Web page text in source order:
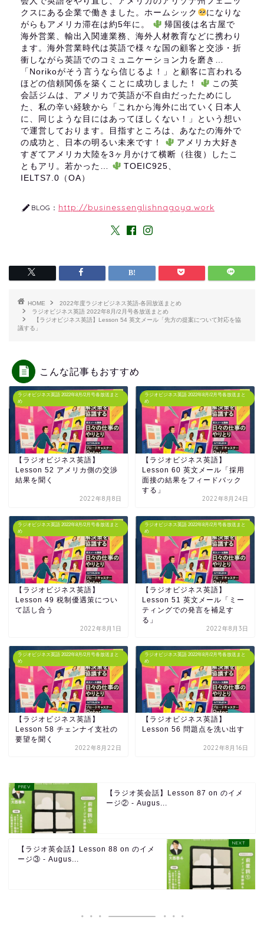
クスにある企業で働きました。ホームシック
になりな
がらもアメリカ滞在は約5年に。
帰国後は名古屋で
海外営業、輸出入関連業務、海外人材教育などに携わり
ます。海外営業時代は英語で様々な国の顧客と交渉・折
衝しながら英語でのコミュニケーション力を磨き…
「Norikoがそう言うなら信じるよ！」と顧客に言われる
ほどの信頼関係を築くことに成功しました！
この英
会話ジムは、アメリカで英語が不自由だったためにし
た、私の辛い経験から「これから海外に出ていく日本人
に、同じような目にはあってほしくない！」という想い
で運営しております。目指すところは、あなたの海外で
の成功と、日本の明るい未来です！
アメリカ大好き
すぎてアメリカ大陸を3ヶ月かけて横断（往復）したこ
ともアリ。若かった…
TOEIC925、
IELTS7.0（OA）
BLOG： http://businessenglishnagoya.work
HOME
2022年度ラジオビジネス英語-各回放送まとめ
ラジオビジネス英語 2022年8月/2月号各放送まとめ
【ラジオビジネス英語】Lesson 54 英文メール「先方の提案について対応を協
議する」
こんな記事もおすすめ
ラジオビジネス英語 2022年8月/2月号各放送まと
め
【ラジオビジネス英語】
Lesson 52 アメリカ側の交渉
結果を聞く
2022年8月8日
ラジオビジネス英語 2022年8月/2月号各放送まと
め
【ラジオビジネス英語】
Lesson 60 英文メール「採用
面接の結果をフィードバック
する」
2022年8月24日
ラジオビジネス英語 2022年8月/2月号各放送まと
め
【ラジオビジネス英語】
Lesson 49 税制優遇策につい
て話し合う
2022年8月1日
ラジオビジネス英語 2022年8月/2月号各放送まと
め
【ラジオビジネス英語】
Lesson 51 英文メール「ミー
ティングでの発言を補足す
る」
2022年8月3日
ラジオビジネス英語 2022年8月/2月号各放送まと
め
【ラジオビジネス英語】
Lesson 58 チェンナイ支社の
要望を聞く
2022年8月22日
ラジオビジネス英語 2022年8月/2月号各放送まと
め
【ラジオビジネス英語】
Lesson 56 問題点を洗い出す
2022年8月16日
【ラジオ英会話】Lesson 87 on のイメ
ージ② - Augus...
【ラジオ英会話】Lesson 88 on のイメ
ージ③ - Augus...